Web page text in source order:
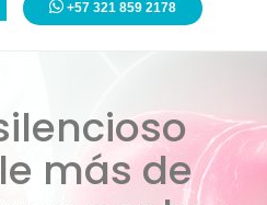
+57 321 859 2178
más de